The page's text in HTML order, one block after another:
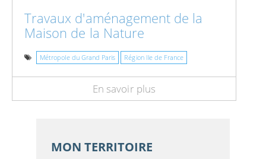
Travaux d'aménagement de la
Maison de la Nature
Métropole du Grand Paris Région Ile de France
En savoir plus
MON TERRITOIRE